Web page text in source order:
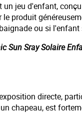
un jeu d'enfant,
produit
ou si l'enfant
Sun Sray Solaire
directe,
chapeau, est